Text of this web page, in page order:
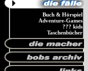
Buch & Hörspiel
Adventure-Games
??? kids
Taschenbücher